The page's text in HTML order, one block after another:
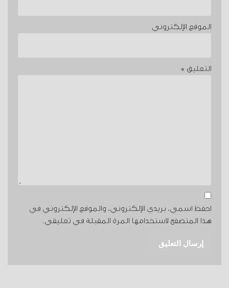
الموقع الإلكتروني
التعليق *
احفظ اسمي، بريدي الإلكتروني، والموقع الإلكتروني في
هذا المتصفح لاستخدامها المرة المقبلة في تعليقي.